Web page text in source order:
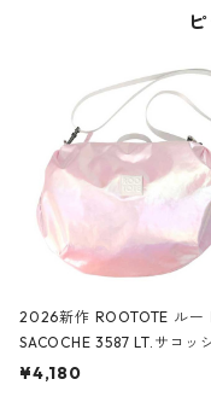
2026新作 ROOTOTE ルー
SACOCHE 3587 LT.サコッ
ミエ-B ショルダーバッグ
¥4,180